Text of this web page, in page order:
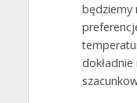
będziemy